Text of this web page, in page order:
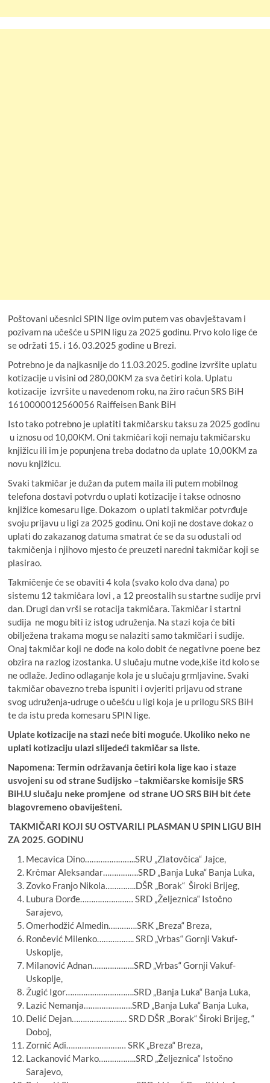
Poštovani učesnici SPIN lige ovim putem vas obavještavam i
pozivam na učešće u SPIN ligu za 2025 godinu. Prvo kolo lige će
se održati 15. i 16. 03.2025 godine u Brezi.
Potrebno je da najkasnije do 11.03.2025. godine izvršite uplatu
kotizacije u visini od 280,00KM za sva četiri kola. Uplatu
kotizacije izvršite u navedenom roku, na žiro račun SRS BiH
1610000012560056 Raiffeisen Bank BiH
Isto tako potrebno je uplatiti takmičarsku taksu za 2025 godinu
u iznosu od 10,00KM. Oni takmičari koji nemaju takmičarsku
knjižicu ili im je popunjena treba dodatno da uplate 10,00KM za
novu knjižicu.
Svaki takmičar je dužan da putem maila ili putem mobilnog
telefona dostavi potvrdu o uplati kotizacije i takse odnosno
knjižice komesaru lige. Dokazom o uplati takmičar potvrđuje
svoju prijavu u ligi za 2025 godinu. Oni koji ne dostave dokaz o
uplati do zakazanog datuma smatrat će se da su odustali od
takmičenja i njihovo mjesto će preuzeti naredni takmičar koji se
plasirao.
Takmičenje će se obaviti 4 kola (svako kolo dva dana) po
sistemu 12 takmičara lovi , a 12 preostalih su startne sudije prvi
dan. Drugi dan vrši se rotacija takmičara. Takmičar i startni
sudija ne mogu biti iz istog udruženja. Na stazi koja će biti
obilježena trakama mogu se nalaziti samo takmičari i sudije.
Onaj takmičar koji ne dođe na kolo dobit će negativne poene bez
obzira na razlog izostanka. U slučaju mutne vode,kiše itd kolo se
ne odlaže. Jedino odlaganje kola je u slučaju grmljavine. Svaki
takmičar obavezno treba ispuniti i ovjeriti prijavu od strane
svog udruženja-udruge o učešću u ligi koja je u prilogu SRS BiH
te da istu preda komesaru SPIN lige.
Uplate kotizacije na stazi neće biti moguće. Ukoliko neko ne
uplati kotizaciju ulazi slijedeći takmičar sa liste.
Napomena:Termin održavanja četiri kola lige kao i staze
usvojeni su od strane Sudijsko –takmičarske komisije SRS
BiH.U slučaju neke promjene od strane UO SRS BiH bit ćete
blagovremeno obaviješteni.
TAKMIČARI KOJI SU OSTVARILI PLASMAN U SPIN LIGU BIH
ZA 2025. GODINU
Mecavica Dino…………………..SRU „Zlatovčica“ Jajce,
Krčmar Aleksandar…………….SRD „Banja Luka“ Banja Luka,
Zovko Franjo Nikola…………..DŠR „Borak“ Široki Brijeg,
Lubura Đorđe…………………… SRD „Željeznica“ Istočno
Sarajevo,
Omerhodžić Almedin………….SRK „Breza“ Breza,
Rončević Milenko…………….. SRD „Vrbas“ Gornji Vakuf-
Uskoplje,
Milanović Adnan……………….SRD „Vrbas“ Gornji Vakuf-
Uskoplje,
Žugić Igor………………………….SRD „Banja Luka“ Banja Luka,
Lazić Nemanja………………….SRD „Banja Luka“ Banja Luka,
Delić Dejan……………………. SRD DŠR „Borak“ Široki Brijeg, “
Doboj,
Zornić Adi……………………… SRK „Breza“ Breza,
Lackanović Marko……………..SRD „Željeznica“ Istočno
Sarajevo,